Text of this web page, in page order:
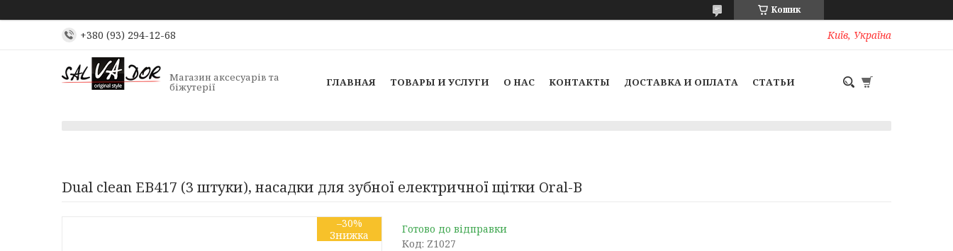
Кошик
+380 (93) 294-12-68 Київ, Україна
Магазин аксесуарів та
біжутерії ГЛАВНАЯ ТОВАРЫ И УСЛУГИ О НАС КОНТАКТЫ ДОСТАВКА И ОПЛАТА СТАТЬИ
Dual clean EB417 (3 штуки), насадки для зубної електричної щітки Oral-B
–30%
Готово до відправки
Код: Z1027